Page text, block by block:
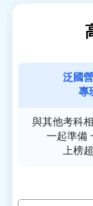
泛國
專
與其他考科
一起準備
上榜